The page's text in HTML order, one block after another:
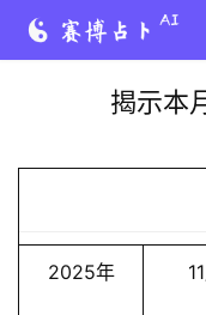
揭示本
2025年